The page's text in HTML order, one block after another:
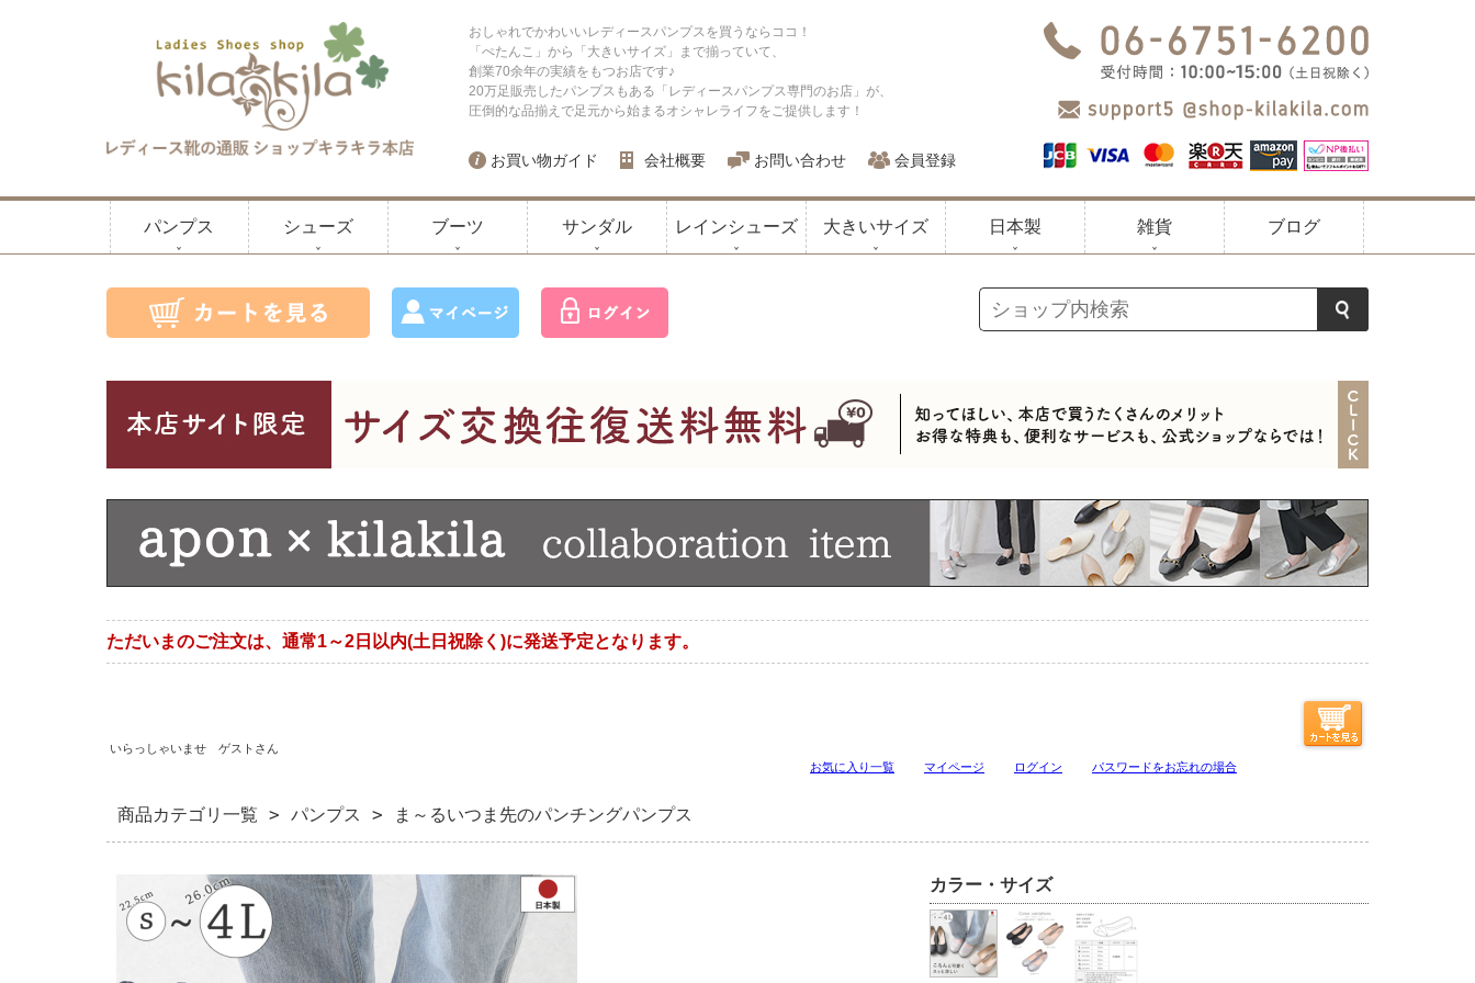
おしゃれでかわいいレディースパンプスを買うならココ！
「ぺたんこ」から「大きいサイズ」まで揃っていて、
創業70余年の実績をもつお店です♪
20万足販売したパンプスもある「レディースパンプス専門のお店」が、
圧倒的な品揃えで足元から始まるオシャレライフをご提供します！
お買い物ガイド 会社概要 お問い合わせ 会員登録
パンプス シューズ ブーツ サンダル レインシューズ 大きいサイズ 日本製 雑貨 ブログ
ただいまのご注文は、通常1～2日以内(土日祝除く)に発送予定となります。
いらっしゃいませ ゲストさん
お気に入り一覧
マイページ ログイン パスワードをお忘れの場合
商品カテゴリ一覧 > パンプス > ま～るいつま先のパンチングパンプス
カラー・サイズ